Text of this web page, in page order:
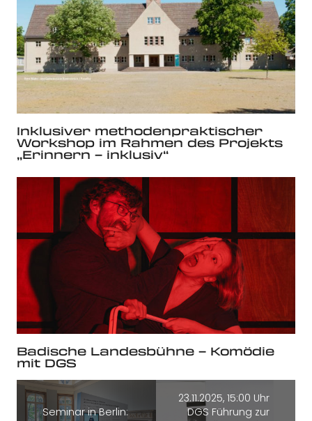
Inklusiver methodenpraktischer
Workshop im Rahmen des Projekts
„Erinnern – inklusiv“
Badische Landesbühne – Komödie
mit DGS
Seminar in Berlin:
23.11.2025, 15:00 Uhr
DGS Führung zur